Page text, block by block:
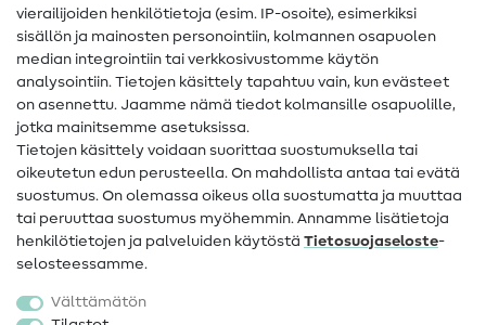
Ompeluohjeet
Apua ja yhteystiedot
Yhteystiedot
Tietoa omistajanvaihdoksesta
Peruutusoikeus
Suosittu
Kankaat
vierailijoiden henkilötietoja (esim. IP-osoite), esimerkiksi
sisällön ja mainosten personointiin, kolmannen osapuolen
median integrointiin tai verkkosivustomme käytön
analysointiin. Tietojen käsittely tapahtuu vain, kun evästeet
on asennettu. Jaamme nämä tiedot kolmansille osapuolille,
jotka mainitsemme asetuksissa.
Tietojen käsittely voidaan suorittaa suostumuksella tai
oikeutetun edun perusteella. On mahdollista antaa tai evätä
suostumus. On olemassa oikeus olla suostumatta ja muuttaa
tai peruuttaa suostumus myöhemmin. Annamme lisätietoja
henkilötietojen ja palveluiden käytöstä Tietosuojaseloste-
selosteessamme.
Välttämätön